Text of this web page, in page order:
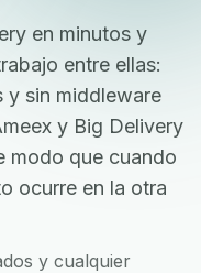
en minutos y
entre ellas:
y sin middleware
y Big Delivery
modo que cuando
ocurre en la otra
y cualquier